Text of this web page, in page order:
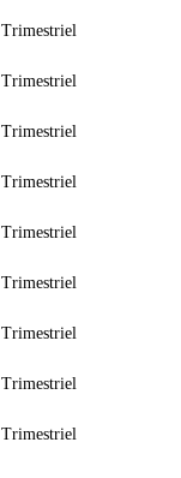
Trimestriel
Trimestriel
Trimestriel
Trimestriel
Trimestriel
Trimestriel
Trimestriel
Trimestriel
Trimestriel